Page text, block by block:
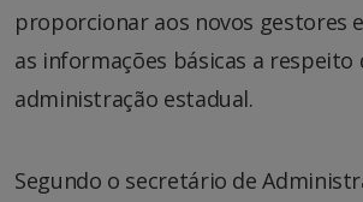
proporcionar aos novos gestores
as informações básicas a respeito
administração estadual.
Segundo o secretário de